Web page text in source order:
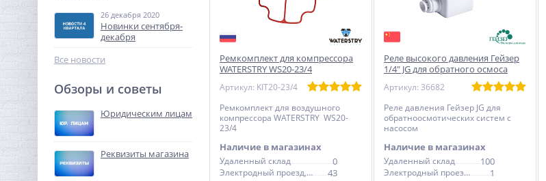
Муфта резьбовая 3/8" x
3/8" (ВР) латунь UNI-FITT
135,68
26 декабря 2020
Новинки сентября-
декабря
Все новости
Обзоры и советы
Юридическим лицам
Реквизиты магазина
Ремкомплект для компрессора
WATERSTRY WS20-23/4
Артикул: KIT20-23/4
Ремкомплект для воздушного
компрессора WATERSTRY WS20-
23/4
Наличие в магазинах
Удаленный склад 0
Электродный проезд, 6с1
43
Реле высокого давления Гейзер
1/4" JG для обратного осмоса
Артикул: 36682
Реле давления Гейзер JG для
обратноосмотических систем с
насосом
Наличие в магазинах
Удаленный склад 100
Электродный проезд, 6с1
1